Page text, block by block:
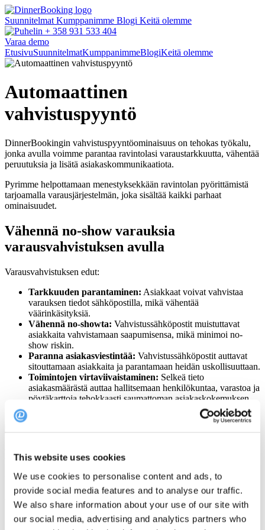
This website uses cookies
We use cookies to personalise content and ads, to
provide social media features and to analyse our traffic.
We also share information about your use of our site with
our social media, advertising and analytics partners who
Suunnitelmat Kumppanimme Blogi Keitä olemme
+ 358 931 533 404
Varaa demo
EtusivuSuunnitelmatKumppanimmeBlogiKeitä olemme
Automaattinen
vahvistuspyyntö
DinnerBookingin vahvistuspyyntöominaisuus on tehokas työkalu,
jonka avulla voimme parantaa ravintolasi varaustarkkuutta, vähentää
peruutuksia ja lisätä asiakaskommunikaatiota.
Pyrimme helpottamaan menestyksekkään ravintolan pyörittämistä
tarjoamalla varausjärjestelmän, joka sisältää kaikki parhaat
ominaisuudet.
Vähennä no-show varauksia
varausvahvistuksen avulla
Varausvahvistuksen edut:
Tarkkuuden parantaminen: Asiakkaat voivat vahvistaa
varauksen tiedot sähköpostilla, mikä vähentää
väärinkäsityksiä.
Vähennä no-showta: Vahvistussähköpostit muistuttavat
asiakkaita vahvistamaan saapumisensa, mikä minimoi no-
show riskin.
Paranna asiakasviestintää: Vahvistussähköpostit auttavat
sitouttamaan asiakkaita ja parantamaan heidän uskollisuuttaan.
Toimintojen virtaviivaistaminen: Selkeä tieto
asiakasmäärästä auttaa hallitsemaan henkilökuntaa, varastoa ja
pöytäkarttoja tehokkaasti saumattoman asiakaskokemuksen
Mukauta varausvahvistuspohjia
Varausjärjestelmämme avulla varausvahvistusominaisuuden
käyttöönotto ja käyttö on helppoa. Kun hyödynnät automaattista
varausvahvistusominaisuuttamme, päätät itse, milloin asiakkaille
lähetetään uusi vahvistuspyyntö. Lisäksi voit luoda omia
mallipohjia, jotka ovat kirjoitettu ravintolasi tyylillä.